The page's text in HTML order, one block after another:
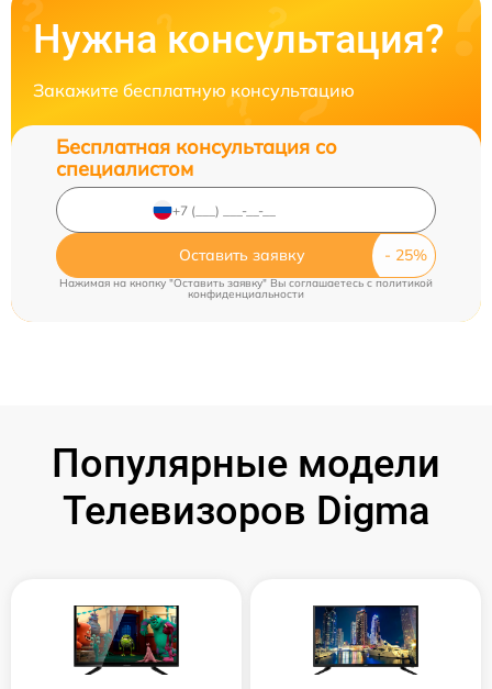
Нужна консультация?
Закажите бесплатную консультацию
Бесплатная консультация со
специалистом
Оставить заявку
Нажимая на кнопку "Оставить заявку" Вы соглашаетесь c политикой
конфиденциальности
Популярные модели
Телевизоров Digma